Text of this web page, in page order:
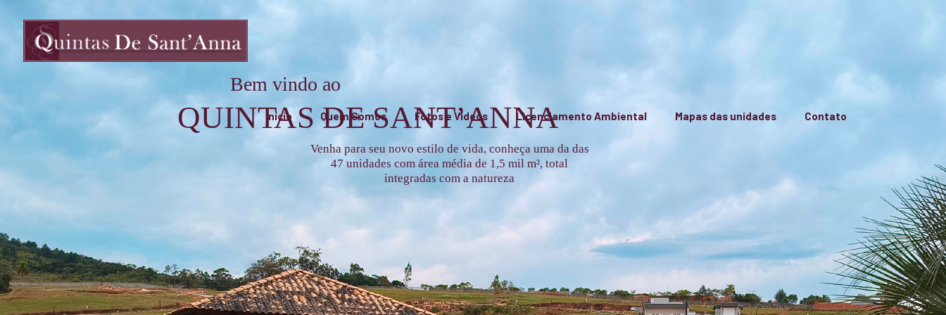
Início Quem Somos Fotos e Vídeos Licenciamento Ambiental Mapas das unidades Contato
Bem vindo ao
QUINTAS DE SANT’ANNA
Venha para seu novo estilo de vida, conheça uma da das
47 unidades com área média de 1,5 mil m², total
integradas com a natureza